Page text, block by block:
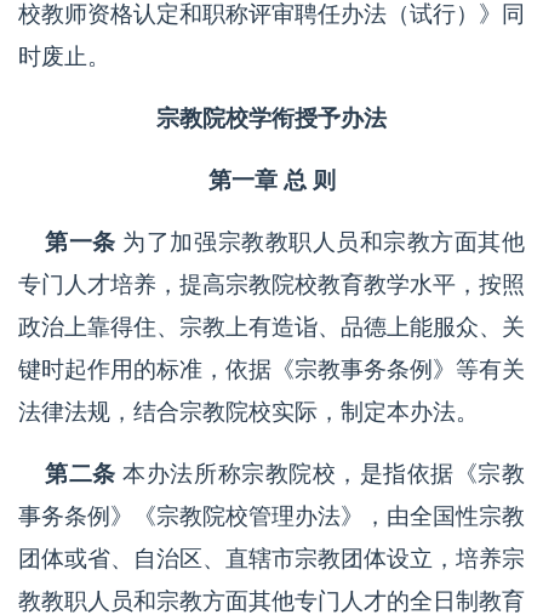
校教师资格认定和职称评审聘任办法（试行）》同
时废止。
宗教院校学衔授予办法
第一章 总 则
第一条 为了加强宗教教职人员和宗教方面其他
专门人才培养，提高宗教院校教育教学水平，按照
政治上靠得住、宗教上有造诣、品德上能服众、关
键时起作用的标准，依据《宗教事务条例》等有关
法律法规，结合宗教院校实际，制定本办法。
第二条 本办法所称宗教院校，是指依据《宗教
事务条例》《宗教院校管理办法》，由全国性宗教
团体或省、自治区、直辖市宗教团体设立，培养宗
教教职人员和宗教方面其他专门人才的全日制教育